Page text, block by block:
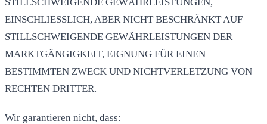
EINSCHLIESSLICH, ABER NICHT BESCHRÄNKT AUF
STILLSCHWEIGENDE GEWÄHRLEISTUNGEN DER
MARKTGÄNGIGKEIT, EIGNUNG FÜR EINEN
BESTIMMTEN ZWECK UND NICHTVERLETZUNG VON
RECHTEN DRITTER.
Wir garantieren nicht, dass: